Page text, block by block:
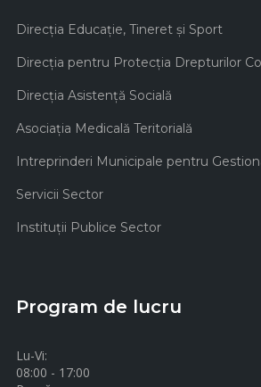
Direcţia Educaţie, Tineret şi Sport
Direcţia pentru Protecţia Drepturilor
Direcţia Asistenţă Socială
Asociaţia Medicală Teritorială
Intreprinderi Municipale pentru
Servicii Sector
Instituţii Publice Sector
Program de lucru
Lu-Vi:
08:00 - 17:00